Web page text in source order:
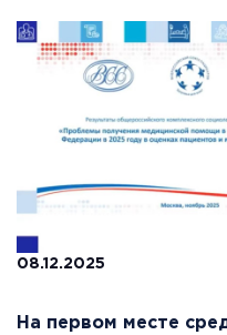
08.12.2025
На первом месте